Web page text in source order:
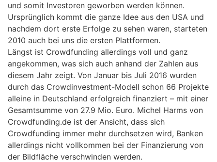
und somit Investoren geworben werden können.
Ursprünglich kommt die ganze Idee aus den USA und
nachdem dort erste Erfolge zu sehen waren, starteten
2010 auch bei uns die ersten Plattformen.
Längst ist Crowdfunding allerdings voll und ganz
angekommen, was sich auch anhand der Zahlen aus
diesem Jahr zeigt. Von Januar bis Juli 2016 wurden
durch das Crowdinvestment-Modell schon 66 Projekte
alleine in Deutschland erfolgreich finanziert – mit einer
Gesamtsumme von 27.9 Mio. Euro. Michel Harms von
Crowdfunding.de ist der Ansicht, dass sich
Crowdfunding immer mehr durchsetzen wird, Banken
allerdings nicht vollkommen bei der Finanzierung von
der Bildfläche verschwinden werden.